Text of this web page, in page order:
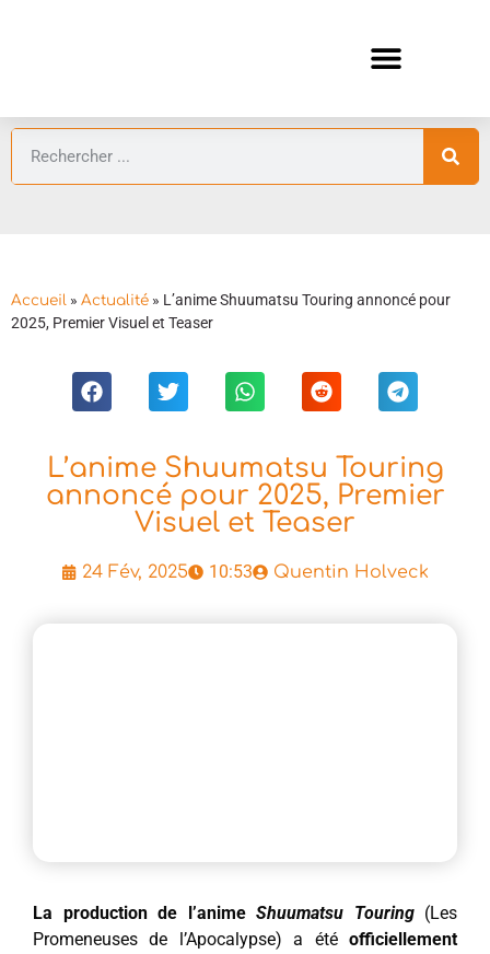
Accueil » Actualité » L’anime Shuumatsu Touring annoncé pour
2025, Premier Visuel et Teaser
L’anime Shuumatsu Touring
annoncé pour 2025, Premier
Visuel et Teaser
24 Fév, 2025 10:53 Quentin Holveck
La production de l’anime Shuumatsu Touring(Les
Promeneuses de l’Apocalypse) a été officiellement